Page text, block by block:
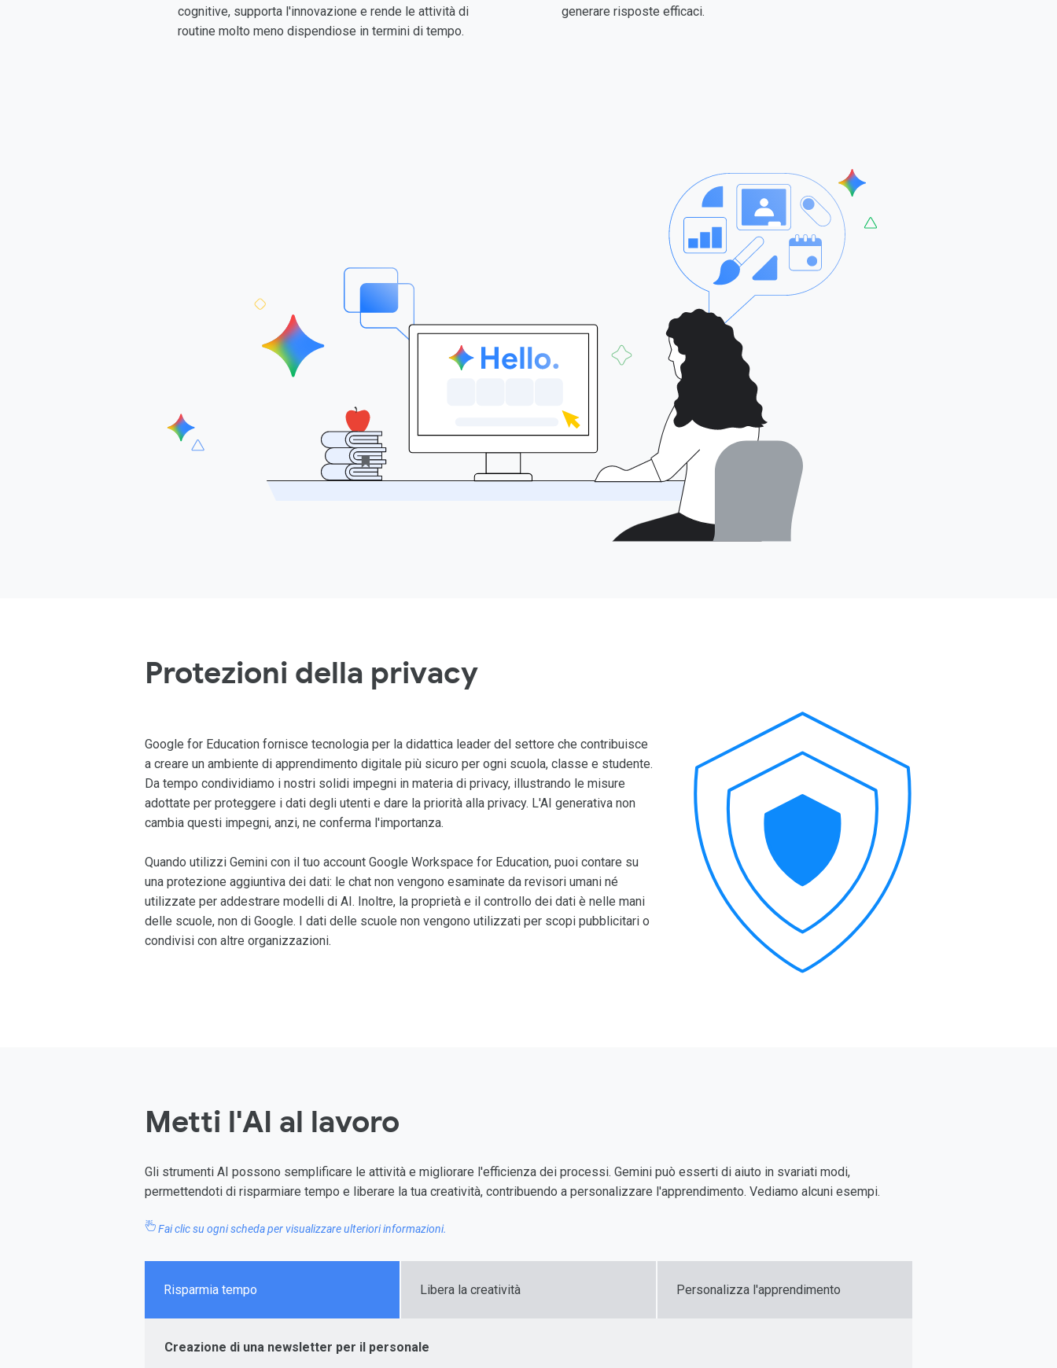
cognitive, supporta l'innovazione e rende le attività di
routine molto meno dispendiose in termini di tempo.
generare risposte efficaci.
Protezioni della privacy
Google for Education fornisce tecnologia per la didattica leader del settore che contribuisce
a creare un ambiente di apprendimento digitale più sicuro per ogni scuola, classe e studente.
Da tempo condividiamo i nostri solidi impegni in materia di privacy, illustrando le misure
adottate per proteggere i dati degli utenti e dare la priorità alla privacy. L'AI generativa non
cambia questi impegni, anzi, ne conferma l'importanza.
Quando utilizzi Gemini con il tuo account Google Workspace for Education, puoi contare su
una protezione aggiuntiva dei dati: le chat non vengono esaminate da revisori umani né
utilizzate per addestrare modelli di AI. Inoltre, la proprietà e il controllo dei dati è nelle mani
delle scuole, non di Google. I dati delle scuole non vengono utilizzati per scopi pubblicitari o
condivisi con altre organizzazioni.
Metti l'AI al lavoro
Gli strumenti AI possono semplificare le attività e migliorare l'efficienza dei processi. Gemini può esserti di aiuto in svariati modi,
permettendoti di risparmiare tempo e liberare la tua creatività, contribuendo a personalizzare l'apprendimento. Vediamo alcuni esempi.
Fai clic su ogni scheda per visualizzare ulteriori informazioni.
Risparmia tempo Libera la creatività Personalizza l'apprendimento
Creazione di una newsletter per il personale